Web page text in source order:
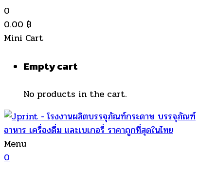
0
0.00 ฿
Mini Cart
Empty cart
No products in the cart.
Menu
0